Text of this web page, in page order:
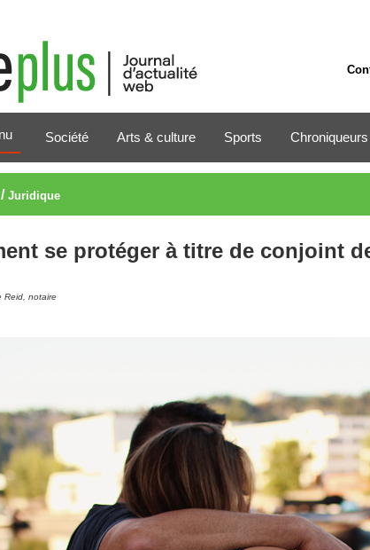
Société Arts & culture Sports Chroniqueurs
Juridique
se protéger à titre de conjoint
Reid, notaire